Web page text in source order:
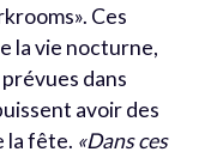
Ces
la vie nocturne,
dans
avoir des
la fête. «Dans ces